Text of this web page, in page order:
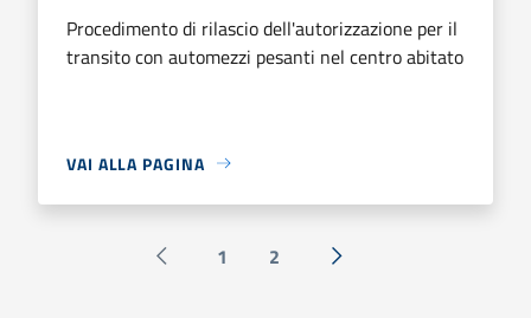
Procedimento di rilascio dell'autorizzazione per il
transito con automezzi pesanti nel centro abitato
VAI ALLA PAGINA
Pagina precedente
1 2 Successiva »